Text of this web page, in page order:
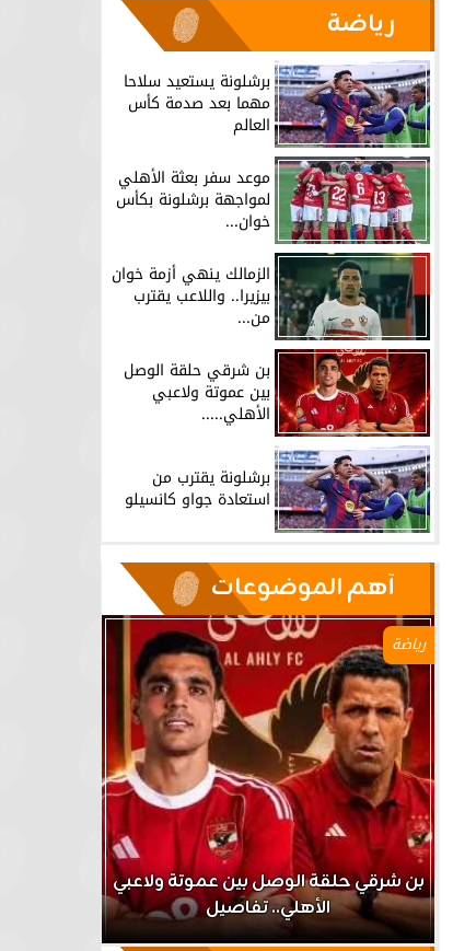
رياضة
برشلونة يستعيد سلاحا
مهما بعد صدمة كأس
العالم
موعد سفر بعثة الأهلي
لمواجهة برشلونة بكأس
خوان...
الزمالك ينهي أزمة خوان
بيزيرا.. واللاعب يقترب
من...
بن شرقي حلقة الوصل
بين عموتة ولاعبي
الأهلي.....
برشلونة يقترب من
استعادة جواو كانسيلو
آهم الموضوعات
رياضة
بن شرقي حلقة الوصل بين عموتة ولاعبي
الأهلي.. تفاصيل